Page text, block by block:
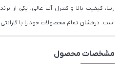
زیبا، کیفیت بالا و کنترل آب عالی، یکی از
است. درخشان تمام محصولات خود را با گارانتی و ضمانت 5 ساله
مشخصات محصول